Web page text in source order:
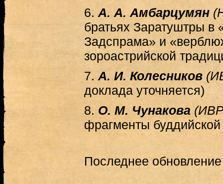
6. А. А. Амбарцумян
братьях Заратуштры в
Задспрама» и
зороастрийской
7. А. И. Колесников
доклада уточняется)
8. О. М. Чунакова
фрагменты
Последнее